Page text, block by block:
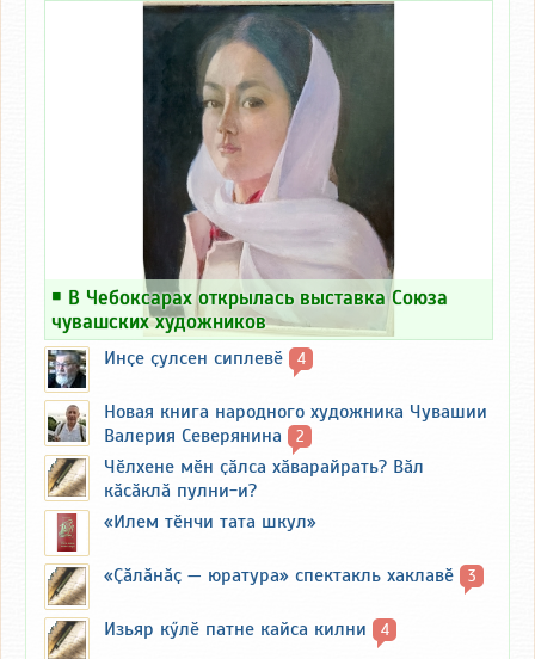
￭ В Чебоксарах открылась выставка Союза
чувашских художников
Инҫе ҫулсен сиплевӗ 4
Новая книга народного художника Чувашии
Валерия Северянина
2
Чӗлхене мӗн ҫӑлса хӑварайрать? Вӑл
кӑсӑклӑ пулни-и?
«Илем тӗнчи тата шкул»
«Ҫӑлӑнӑҫ — юратура» спектакль хаклавӗ 3
Изьяр кӳлӗ патне кайса килни 4